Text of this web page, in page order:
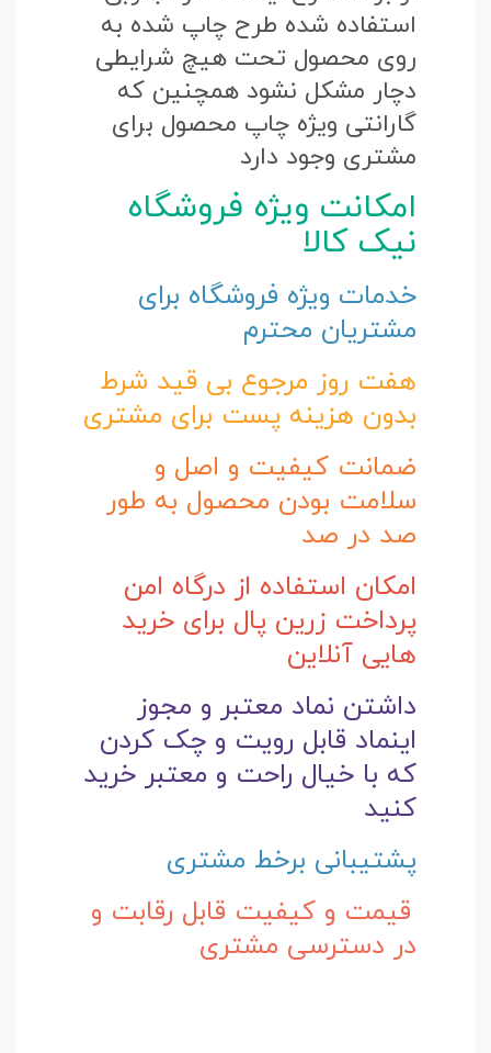
استفاده شده طرح چاپ شده به
روی محصول تحت هیچ شرایطی
دچار مشکل نشود همچنین که
گارانتی ویژه چاپ محصول برای
مشتری وجود دارد
امکانت ویژه فروشگاه
نیک کالا
خدمات ویژه فروشگاه برای
مشتریان محترم
هفت روز مرجوع بی قید شرط
بدون هزینه پست برای مشتری
ضمانت کیفیت و اصل و
سلامت بودن محصول به طور
صد در صد
امکان استفاده از درگاه امن
پرداخت زرین پال برای خرید
هایی آنلاین
داشتن نماد معتبر و مجوز
اینماد قابل رویت و چک کردن
که با خیال راحت و معتبر خرید
کنید
پشتیبانی برخط مشتری
قیمت و کیفیت قابل رقابت و
در دسترسی مشتری